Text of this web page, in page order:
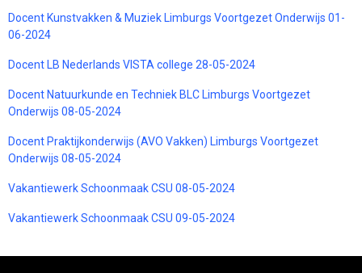
Docent Kunstvakken & Muziek Limburgs Voortgezet Onderwijs 01-
06-2024
Docent LB Nederlands VISTA college 28-05-2024
Docent Natuurkunde en Techniek BLC Limburgs Voortgezet
Onderwijs 08-05-2024
Docent Praktijkonderwijs (AVO Vakken) Limburgs Voortgezet
Onderwijs 08-05-2024
Vakantiewerk Schoonmaak CSU 08-05-2024
Vakantiewerk Schoonmaak CSU 09-05-2024